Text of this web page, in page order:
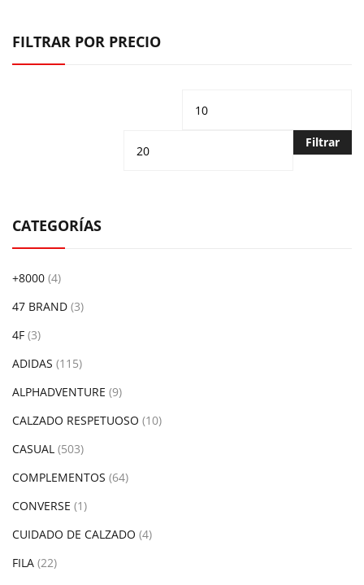
FILTRAR POR PRECIO
Precio
Filtrar
CATEGORÍAS
+8000 (4)
47 BRAND (3)
4F (3)
ADIDAS (115)
ALPHADVENTURE (9)
CALZADO RESPETUOSO (10)
CASUAL (503)
COMPLEMENTOS (64)
CONVERSE (1)
CUIDADO DE CALZADO (4)
FILA (22)